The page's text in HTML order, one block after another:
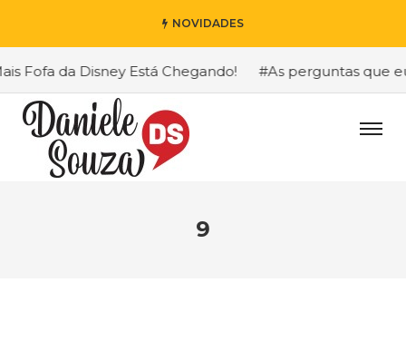
NOVIDADES
da Disney Está Chegando! #As perguntas que eu
9